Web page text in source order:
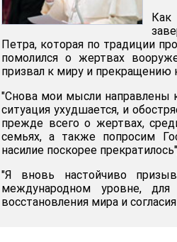
Как
Петра, которая по традиции
помолился о жертвах
призвал к миру и прекращению
"Снова мои мысли направлены
ситуация ухудшается, и
прежде всего о жертвах,
семьях, а также попросим
насилие поскорее
"Я вновь настойчиво
международном уровне, для
восстановления мира и